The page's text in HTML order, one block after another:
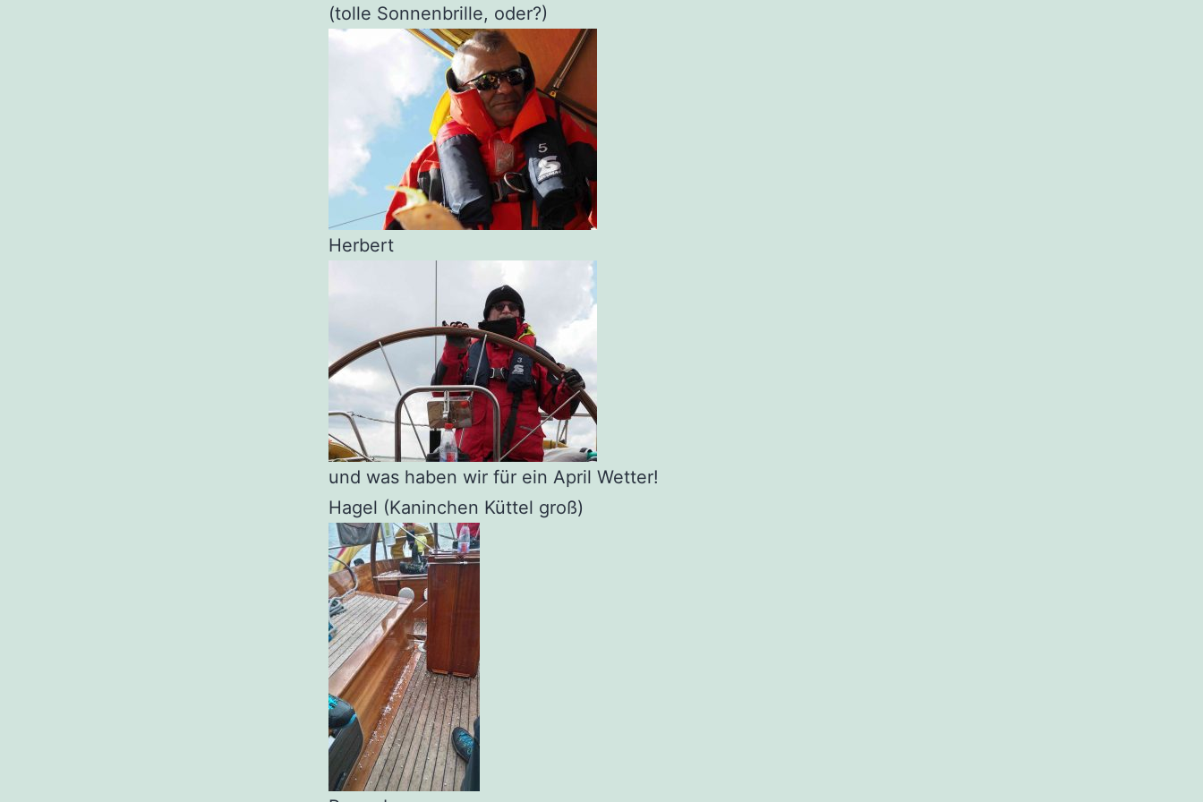
(tolle Sonnenbrille, oder?)
Herbert
und was haben wir für ein April Wetter!
Hagel (Kaninchen Küttel groß)